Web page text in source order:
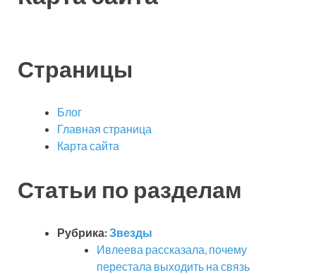
Страницы
Блог
Главная страница
Карта сайта
Статьи по разделам
Рубрика:Звезды
Ивлеева рассказала, почему
перестала выходить на связь